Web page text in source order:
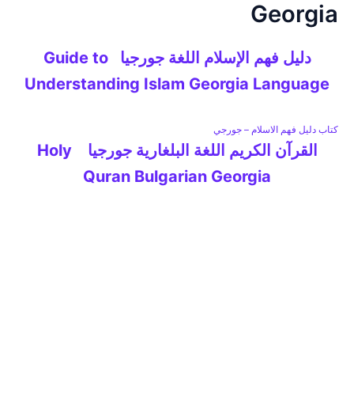
تخطيGeorgia
دليل فهم الإسلام اللغة جورجيا Guide to
Understanding Islam Georgia Language
كتاب دليل فهم الاسلام – جورجي
القرآن الكريم اللغة البلغارية جورجيا Holy
Quran Bulgarian Georgia